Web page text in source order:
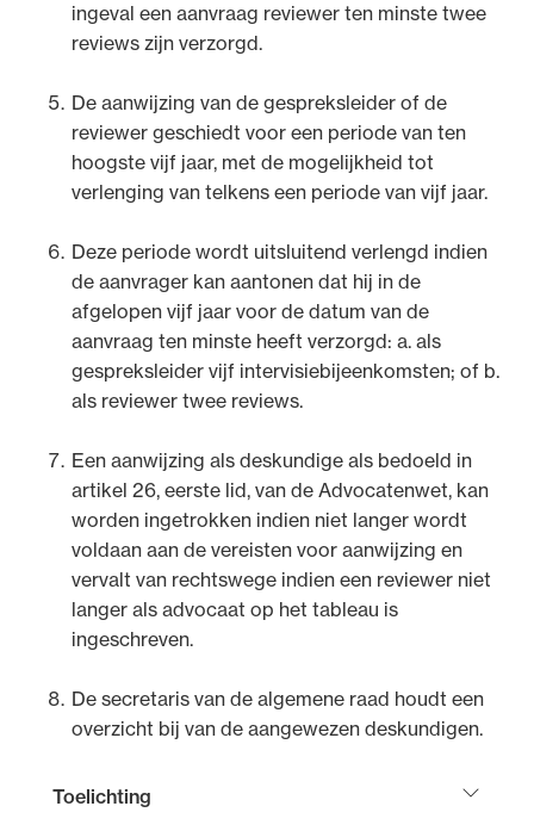
ingeval een aanvraag reviewer ten minste twee
reviews zijn verzorgd.
De aanwijzing van de gespreksleider of de
reviewer geschiedt voor een periode van ten
hoogste vijf jaar, met de mogelijkheid tot
verlenging van telkens een periode van vijf jaar.
Deze periode wordt uitsluitend verlengd indien
de aanvrager kan aantonen dat hij in de
afgelopen vijf jaar voor de datum van de
aanvraag ten minste heeft verzorgd: a. als
gespreksleider vijf intervisiebijeenkomsten; of b.
als reviewer twee reviews.
Een aanwijzing als deskundige als bedoeld in
artikel 26, eerste lid, van de Advocatenwet, kan
worden ingetrokken indien niet langer wordt
voldaan aan de vereisten voor aanwijzing en
vervalt van rechtswege indien een reviewer niet
langer als advocaat op het tableau is
ingeschreven.
De secretaris van de algemene raad houdt een
overzicht bij van de aangewezen deskundigen.
Toelichting